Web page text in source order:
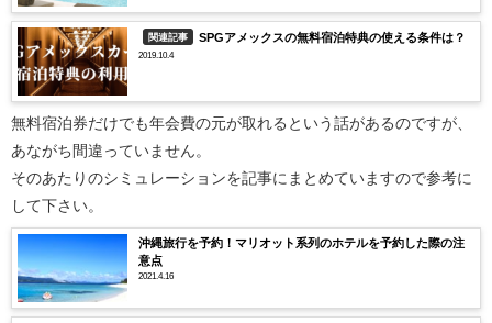
関連記事 SPGアメックスの無料宿泊特典の使える条件は？
2019.10.4
無料宿泊券だけでも年会費の元が取れるという話があるのですが、
あながち間違っていません。
そのあたりのシミュレーションを記事にまとめていますので参考に
して下さい。
沖縄旅行を予約！マリオット系列のホテルを予約した際の注
意点
2021.4.16